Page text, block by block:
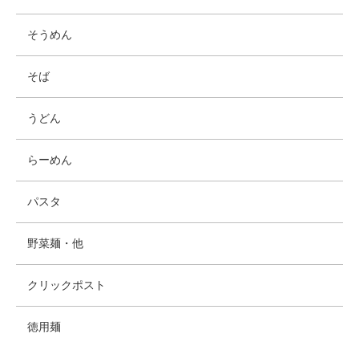
そうめん
そば
うどん
らーめん
パスタ
野菜麺・他
クリックポスト
徳用麺